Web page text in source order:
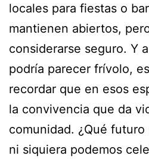
locales para fiestas o
mantienen abiertos,
considerarse seguro. Y
podría parecer frívolo,
recordar que en esos
la convivencia que da
comunidad. ¿Qué
ni siquiera podemos